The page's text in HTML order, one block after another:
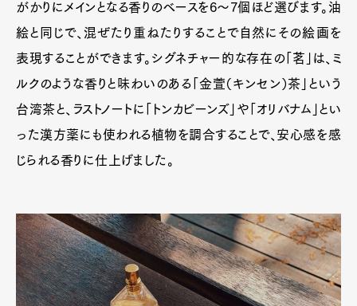
がかりにメインとなる香りのベースを6〜7個ほど選びます。油
絵と同じで、混ぜたり重ねたりすることで自然にその絵画を
表現することができます。シグネチャー的な存在の「茗」は、ミ
ルクのような香りと味わいのある「金萱（キンセン）茶」という
台湾茶と、ラストノートに「トンカビーンズ」や「オリバナム」とい
った漢方薬にも使われる植物を調合することで、安心感を感
じられる香りに仕上げました。